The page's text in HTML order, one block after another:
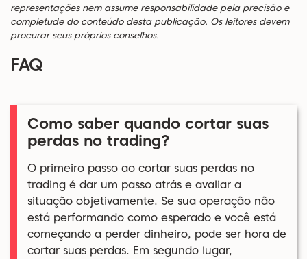
representações nem assume responsabilidade pela precisão e
completude do conteúdo desta publicação. Os leitores devem
procurar seus próprios conselhos.
FAQ
Como saber quando cortar suas
perdas no trading?
O primeiro passo ao cortar suas perdas no
trading é dar um passo atrás e avaliar a
situação objetivamente. Se sua operação não
está performando como esperado e você está
começando a perder dinheiro, pode ser hora de
cortar suas perdas. Em segundo lugar,